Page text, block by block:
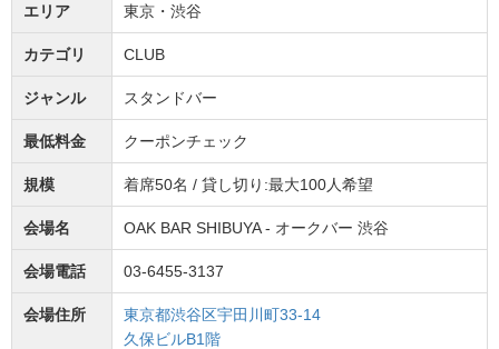
エリア 東京・渋谷
カテゴリ CLUB
ジャンル スタンドバー
最低料金 クーポンチェック
規模 着席50名 / 貸し切り:最大100人希望
会場名 OAK BAR SHIBUYA - オークバー 渋谷
会場電話 03-6455-3137
会場住所
東京都渋谷区宇田川町33-14
久保ビルB1階